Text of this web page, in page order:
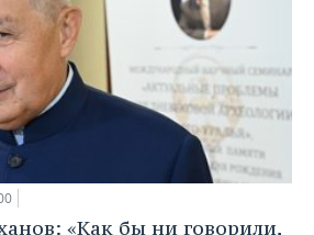
«Как бы ни говорили,